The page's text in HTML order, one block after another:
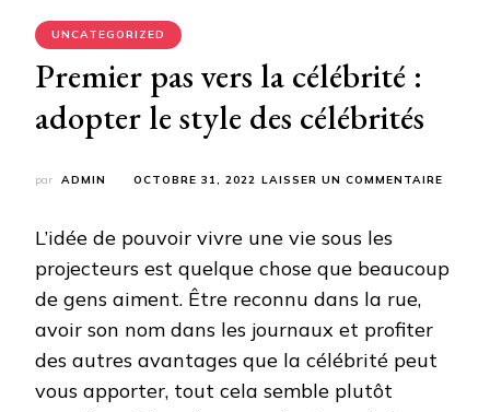
UNCATEGORIZED
Premier pas vers la célébrité :
adopter le style des célébrités
par ADMIN OCTOBRE 31, 2022 LAISSER UN COMMENTAIRE
L’idée de pouvoir vivre une vie sous les
projecteurs est quelque chose que beaucoup
de gens aiment. Être reconnu dans la rue,
avoir son nom dans les journaux et profiter
des autres avantages que la célébrité peut
vous apporter, tout cela semble plutôt